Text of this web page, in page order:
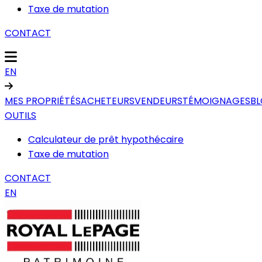
Taxe de mutation
CONTACT
EN
MES PROPRIÉTÉSACHETEURSVENDEURSTÉMOIGNAGES
OUTILS
Calculateur de prêt hypothécaire
Taxe de mutation
CONTACT
EN